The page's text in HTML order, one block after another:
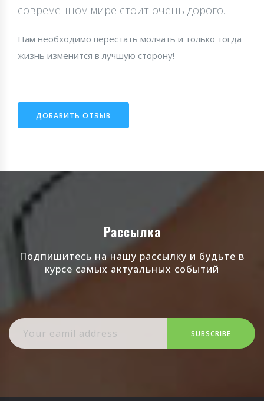
современном мире стоит очень дорого.
Нам необходимо перестать молчать и только тогда
жизнь изменится в лучшую сторону!
ДОБАВИТЬ ОТЗЫВ
Рассылка
Подпишитесь на нашу рассылку и будьте в
курсе самых актуальных событий
SUBSCRIBE